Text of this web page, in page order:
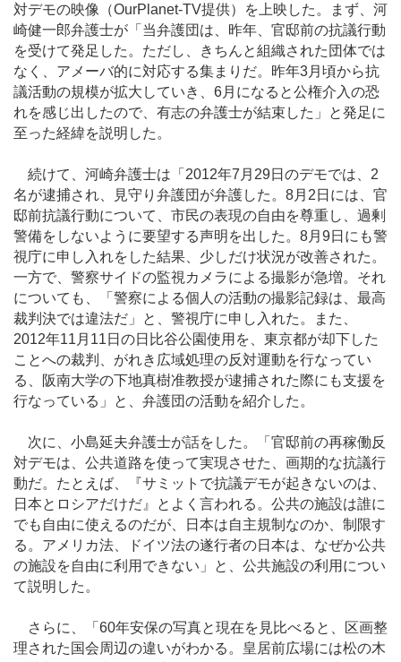
対デモの映像（OurPlanet-TV提供）を上映した。まず、河
崎健一郎弁護士が「当弁護団は、昨年、官邸前の抗議行動
を受けて発足した。ただし、きちんと組織された団体では
なく、アメーバ的に対応する集まりだ。昨年3月頃から抗
議活動の規模が拡大していき、6月になると公権介入の恐
れを感じ出したので、有志の弁護士が結束した」と発足に
至った経緯を説明した。
続けて、河崎弁護士は「2012年7月29日のデモでは、2
名が逮捕され、見守り弁護団が弁護した。8月2日には、官
邸前抗議行動について、市民の表現の自由を尊重し、過剰
警備をしないように要望する声明を出した。8月9日にも警
視庁に申し入れをした結果、少しだけ状況が改善された。
一方で、警察サイドの監視カメラによる撮影が急増。それ
についても、「警察による個人の活動の撮影記録は、最高
裁判決では違法だ」と、警視庁に申し入れた。また、
2012年11月11日の日比谷公園使用を、東京都が却下した
ことへの裁判、がれき広域処理の反対運動を行なってい
る、阪南大学の下地真樹准教授が逮捕された際にも支援を
行なっている」と、弁護団の活動を紹介した。
次に、小島延夫弁護士が話をした。「官邸前の再稼働反
対デモは、公共道路を使って実現させた、画期的な抗議行
動だ。たとえば、『サミットで抗議デモが起きないのは、
日本とロシアだけだ』とよく言われる。公共の施設は誰に
でも自由に使えるのだが、日本は自主規制なのか、制限す
る。アメリカ法、ドイツ法の遂行者の日本は、なぜか公共
の施設を自由に利用できない」と、公共施設の利用につい
て説明した。
さらに、「60年安保の写真と現在を見比べると、区画整
理された国会周辺の違いがわかる。皇居前広場には松の木